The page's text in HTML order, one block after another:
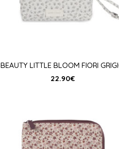
BEAUTY LITTLE BLOOM FIORI
22.90€